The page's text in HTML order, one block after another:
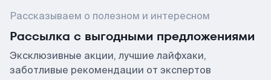
Рассказываем о полезном и интересном
Рассылка с выгодными предложениями
Эксклюзивные акции, лучшие лайфхаки,
заботливые рекомендации от экспертов